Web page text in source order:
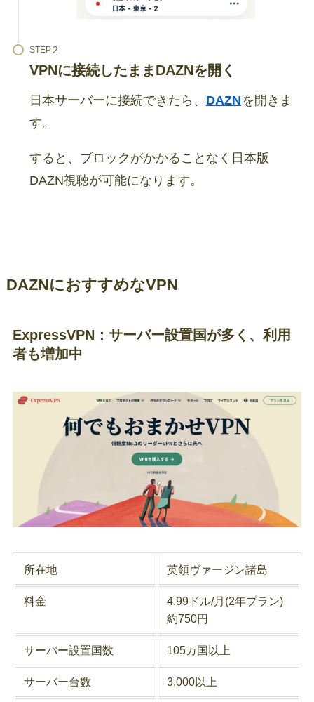
STEP
VPNに接続したままDAZNを開く
日本サーバーに接続できたら、 DAZN を開きま
す。
すると、ブロックがかかることなく日本版
DAZN視聴が可能になります。
DAZNにおすすめなVPN
ExpressVPN：サーバー設置国が多く、利用
者も増加中
所在地 英領ヴァージン諸島
料金
4.99ドル/月(2年プラン)
約750円
サーバー設置国数 105カ国以上
サーバー台数 3,000以上